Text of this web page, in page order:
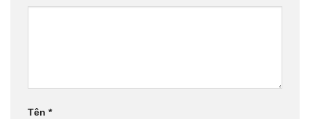
Tên *